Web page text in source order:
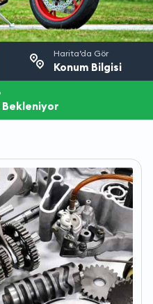
Harita’da Gör
Konum Bilgisi
Bekleniyor